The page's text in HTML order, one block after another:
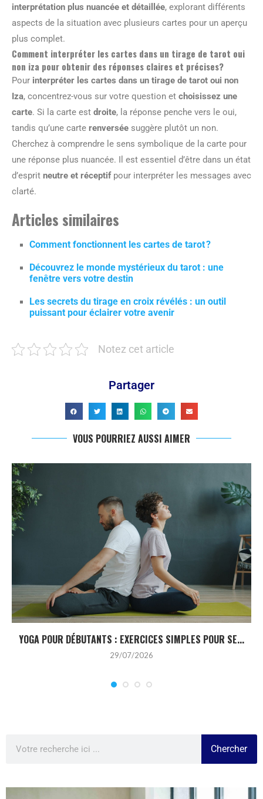
interprétation plus nuancée et détaillée, explorant différents
aspects de la situation avec plusieurs cartes pour un aperçu
plus complet.
Comment interpréter les cartes dans un tirage de tarot oui
non iza pour obtenir des réponses claires et précises?
Pour interpréter les cartes dans un tirage de tarot oui non
Iza, concentrez-vous sur votre question et choisissez une
carte. Si la carte est droite, la réponse penche vers le oui,
tandis qu’une carte renversée suggère plutôt un non.
Cherchez à comprendre le sens symbolique de la carte pour
une réponse plus nuancée. Il est essentiel d’être dans un état
d’esprit neutre et réceptifpour interpréter les messages avec
clarté.
Articles similaires
Comment fonctionnent les cartes de tarot ?
Découvrez le monde mystérieux du tarot : une
fenêtre vers votre destin
Les secrets du tirage en croix révélés : un outil
puissant pour éclairer votre avenir
Notez cet article
Partager
VOUS POURRIEZ AUSSI AIMER
YOGA POUR DÉBUTANTS : EXERCICES SIMPLES POUR SE...
29/07/2026
Chercher